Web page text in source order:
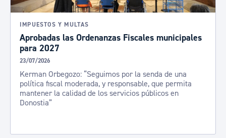
IMPUESTOS Y MULTAS
Aprobadas las Ordenanzas Fiscales municipales
para 2027
23/07/2026
Kerman Orbegozo: “Seguimos por la senda de una
política fiscal moderada, y responsable, que permita
mantener la calidad de los servicios públicos en
Donostia”